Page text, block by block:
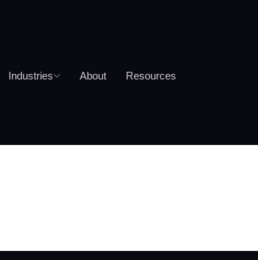
Industries About Resources